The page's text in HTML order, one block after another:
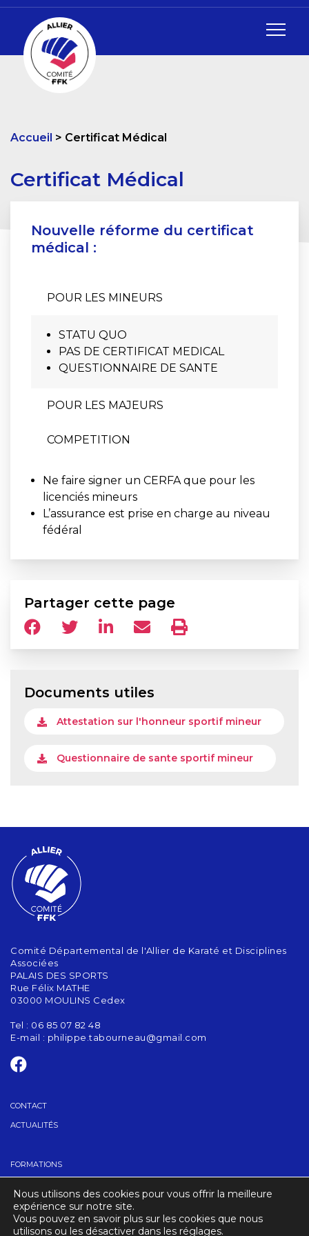
Accueil Certificat Médical
Certificat Médical
Nouvelle réforme du certificat
médical :
POUR LES MINEURS
STATU QUO
PAS DE CERTIFICAT MEDICAL
QUESTIONNAIRE DE SANTE
POUR LES MAJEURS
COMPETITION
Ne faire signer un CERFA que pour les
licenciés mineurs
L’assurance est prise en charge au niveau
fédéral
Partager cette page
Documents utiles
Attestation sur l'honneur sportif mineur
Questionnaire de sante sportif mineur
Comité Départemental de l'Allier de Karaté et Disciplines
Associées
PALAIS DES SPORTS
Rue Félix MATHE
03000 MOULINS Cedex
Tel : 06 85 07 82 48
E-mail : philippe.tabourneau@gmail.com
CONTACT
ACTUALITÉS
FORMATIONS
TROUVER UN CLUB
Nous utilisons des cookies pour vous offrir la meilleure
expérience sur notre site.
Vous pouvez en savoir plus sur les cookies que nous
utilisons ou les désactiver dans les réglages.